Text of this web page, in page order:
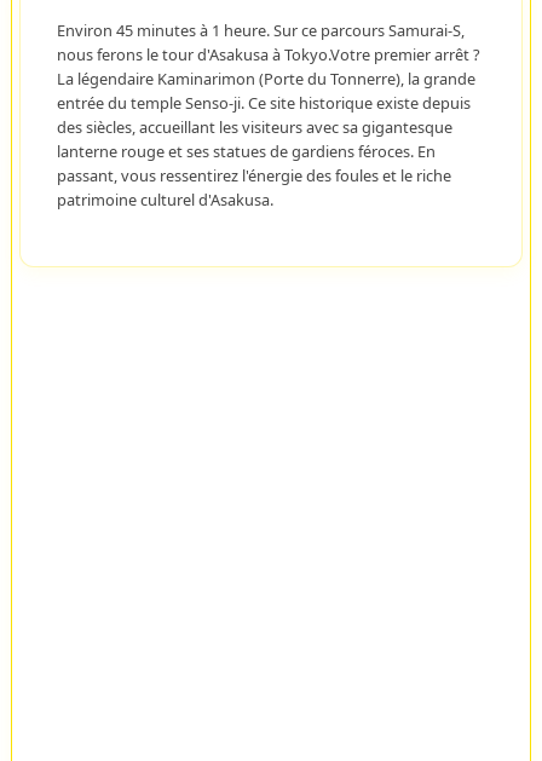
Environ 45 minutes à 1 heure. Sur ce parcours Samurai-S,
nous ferons le tour d'Asakusa à Tokyo.Votre premier arrêt ?
La légendaire Kaminarimon (Porte du Tonnerre), la grande
entrée du temple Senso-ji. Ce site historique existe depuis
des siècles, accueillant les visiteurs avec sa gigantesque
lanterne rouge et ses statues de gardiens féroces. En
passant, vous ressentirez l'énergie des foules et le riche
patrimoine culturel d'Asakusa.